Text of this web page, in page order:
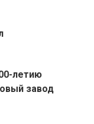
летию
завод